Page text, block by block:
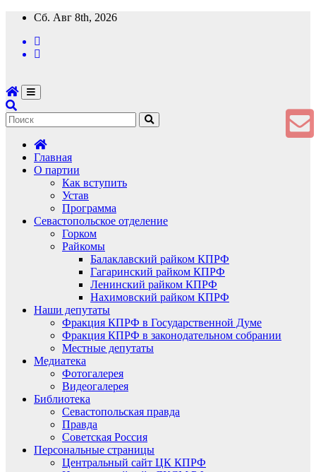
Перейти
содержимому
Сб. Авг 8th, 2026
Главная
О партии
Как вступить
Устав
Программа
Севастопольское отделение
Горком
Райкомы
Балаклавский райком КПРФ
Гагаринский райком КПРФ
Ленинский райком КПРФ
Нахимовский райком КПРФ
Наши депутаты
Фракция КПРФ в Государственной Думе
Фракция КПРФ в законодательном собрании
Местные депутаты
Медиатека
Фотогалерея
Видеогалерея
Библиотека
Севастопольская правда
Правда
Советская Россия
Персональные страницы
Центральный сайт ЦК КПРФ